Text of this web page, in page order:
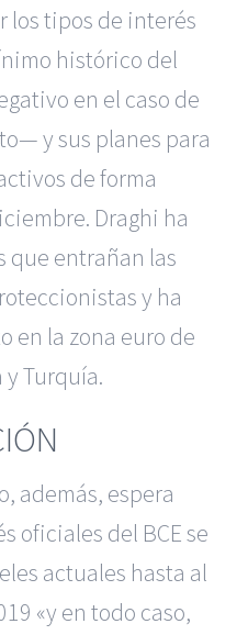
los tipos de interés
histórico del
en el caso de
y sus planes para
de forma
Draghi ha
que entrañan las
y ha
en la zona euro de
Turquía.
además, espera
oficiales del BCE se
actuales hasta al
«y en todo caso,